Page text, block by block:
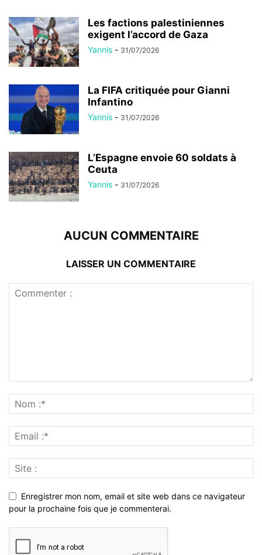
Les factions palestiniennes
exigent l’accord de Gaza
Yannis - 31/07/2026
La FIFA critiquée pour Gianni
Infantino
Yannis - 31/07/2026
L’Espagne envoie 60 soldats à
Ceuta
Yannis - 31/07/2026
AUCUN COMMENTAIRE
LAISSER UN COMMENTAIRE
Enregistrer mon nom, email et site web dans ce navigateur
pour la prochaine fois que je commenterai.